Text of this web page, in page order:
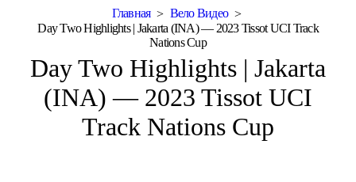
Главная
Вело Видео
Day Two Highlights | Jakarta (INA) — 2023 Tissot UCI Track
Nations Cup
Day Two Highlights | Jakarta
(INA) — 2023 Tissot UCI
Track Nations Cup